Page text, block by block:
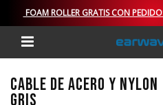
FOAM ROLLER GRATIS CON
CABLE DE ACERO Y NYLON
GRIS